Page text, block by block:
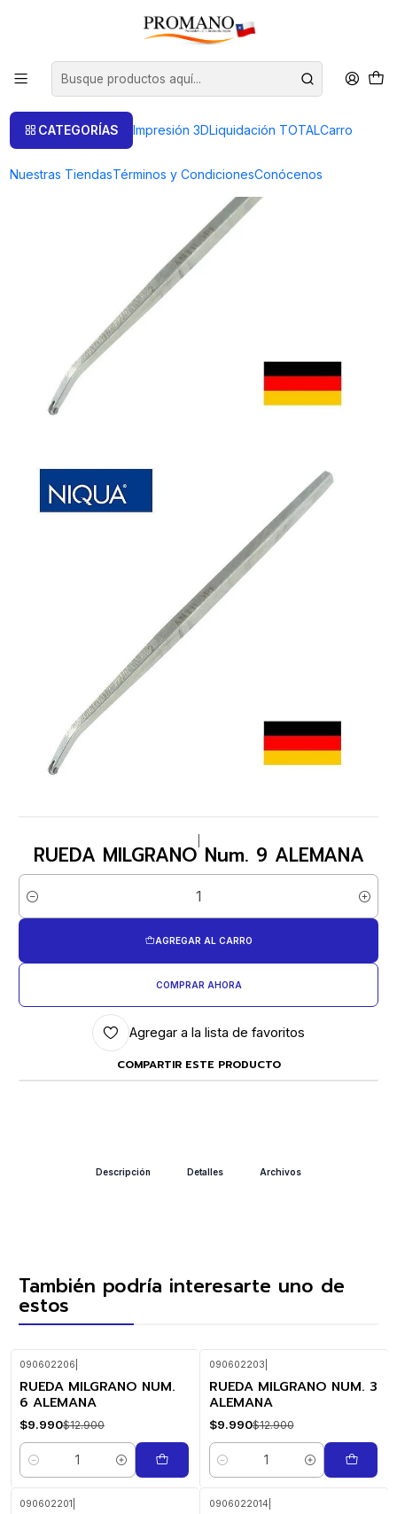
CATEGORÍAS Impresión 3DLiquidación TOTALCarro
Nuestras TiendasTérminos y CondicionesConócenos
Liquidación TOTAL Engaste y Grabado
RUEDA MILGRANO Num. 9 ALEMANA
RUEDA MILGRANO Num. 9 ALEMANA
Cantidad
AGREGAR AL CARRO
COMPRAR AHORA
Agregar a la lista de favoritos
COMPARTIR ESTE PRODUCTO
Descripción Detalles Archivos
También podría interesarte uno de
estos
-23%
OFF
090602206
RUEDA MILGRANO NUM.
6 ALEMANA
$9.990$12.900
Cantidad
-23%
OFF
090602203
RUEDA MILGRANO NUM. 3
ALEMANA
$9.990$12.900
Cantidad
090602201 0906022014